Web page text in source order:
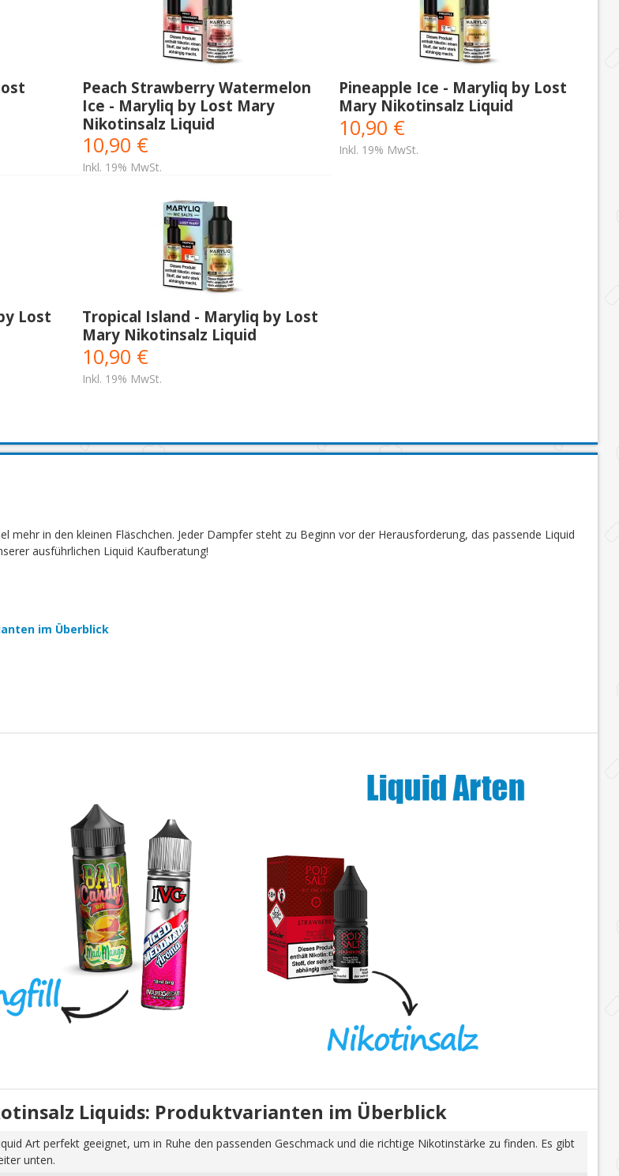
Peach Strawberry Watermelon
Ice - Maryliq by Lost Mary
Nikotinsalz Liquid
10,90 €
Inkl. 19% MwSt.
Pineapple Ice - Maryliq by Lost
Mary Nikotinsalz Liquid
10,90 €
Inkl. 19% MwSt.
Lost
Tropical Island - Maryliq by Lost
Mary Nikotinsalz Liquid
10,90 €
Inkl. 19% MwSt.
mehr in den kleinen Fläschchen. Jeder Dampfer steht zu Beginn vor der Herausforderung, das passende Liquid
ausführlichen Liquid Kaufberatung!
im Überblick
Liquids: Produktvarianten im Überblick
Art perfekt geeignet, um in Ruhe den passenden Geschmack und die richtige Nikotinstärke zu finden. Es gibt
unten.